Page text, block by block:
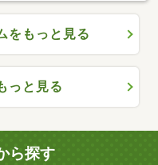
をもっと見る
っと見る
ら探す